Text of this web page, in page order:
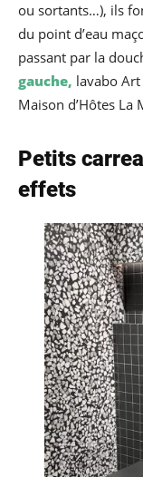
ou sortants…), ils
du point d’eau
passant par la
gauche, lavabo
Maison d’Hôtes La
Petits
effets